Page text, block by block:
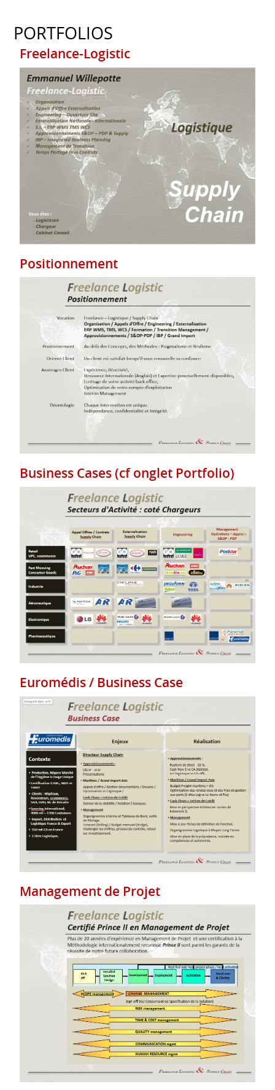
PORTFOLIOS
Freelance-Logistic
Positionnement
Business Cases (cf onglet Portfolio)
Euromédis / Business Case
Management de Projet